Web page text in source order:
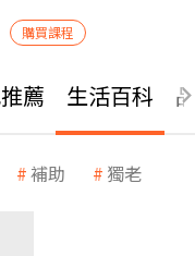
購買課程
薦 生活百科
補助 獨老